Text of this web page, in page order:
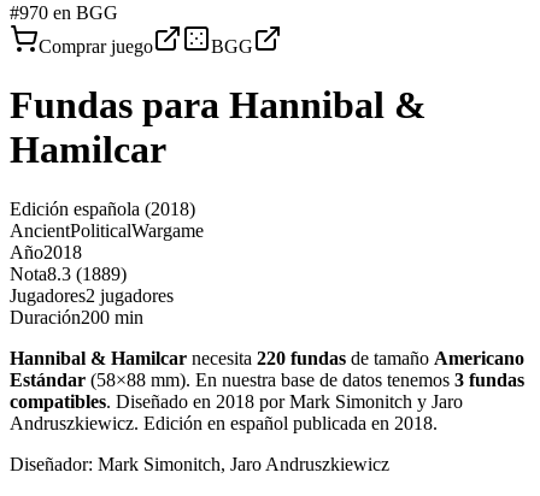
#970 en BGG
Comprar juego
BGG
Fundas para Hannibal &
Hamilcar
Edición española (2018)
AncientPoliticalWargame
Año2018
Nota8.3 (1889)
Jugadores2 jugadores
Duración200 min
Hannibal & Hamilcar necesita 220 fundas de tamaño Americano
Estándar (58×88 mm). En nuestra base de datos tenemos 3 fundas
compatibles. Diseñado en 2018 por Mark Simonitch y Jaro
Andruszkiewicz. Edición en español publicada en 2018.
Diseñador: Mark Simonitch, Jaro Andruszkiewicz